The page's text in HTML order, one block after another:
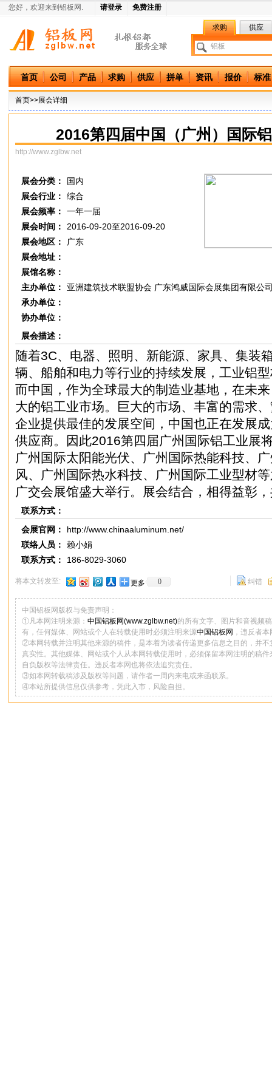
您好，欢迎来到铝板网. 请登录 免费注册
中国铝板网
求购 供应
首页 公司 产品 求购 供应 拼单 资讯 报价 标准
首页>>展会详细
2016第四届中国（广州）国际
http://www.zglbw.net
展会分类：
国内
展会行业：
综合
展会频率：
一年一届
展会时间：
2016-09-20至2016-09-20
展会地区：
广东
展会地址：
展馆名称：
主办单位：
亚洲建筑技术联盟协会 广东鸿威国际会展集团有限公
承办单位：
协办单位：
展会描述：
随着3C、电器、照明、新能源、家具、集装
辆、船舶和电力等行业的持续发展，工业铝
而中国，作为全球最大的制造业基地，在未
大的铝工业市场。巨大的市场、丰富的需求
企业提供最佳的发展空间，中国也正在发展
供应商。因此2016第四届广州国际铝工业展
广州国际太阳能光伏、广州国际热能科技、
风、广州国际热水科技、广州国际工业型材
广交会展馆盛大举行。展会结合，相得益彰
联系方式：
会展官网：
http://www.chinaaluminum.net/
联络人员：
赖小娟
联系方式：
186-8029-3060
将本文转发至: 更多 0 纠错
中国铝板网版权与免责声明：
①凡本网注明来源： 中国铝板网(www.zglbw.net)的所有文字、图片和音视频
有，任何媒体、网站或个人在转载使用时必须注明来源中国铝板网 ，违反者
②本网转载并注明其他来源的稿件，是本着为读者传递更多信息之目的，并
真实性。其他媒体、网站或个人从本网转载使用时，必须保留本网注明的稿
自负版权等法律责任。违反者本网也将依法追究责任。
③如本网转载稿涉及版权等问题，请作者一周内来电或来函联系。
④本站所提供信息仅供参考，凭此入市，风险自担。